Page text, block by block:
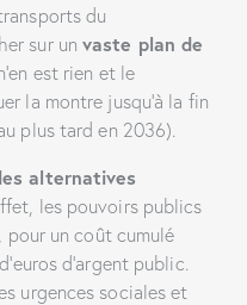
du
sur unvaste plan de
n’en est rien et le
la montre jusqu’à la fin
plus tard en 2036).
alternatives
les pouvoirs publics
un coût cumulé
d’argent public.
urgences sociales et